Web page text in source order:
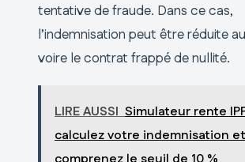
tentative de fraude. Dans ce cas,
l’indemnisation peut être réduite
voire le contrat frappé de nullité.
LIRE AUSSI Simulateur rente
calculez votre indemnisation et